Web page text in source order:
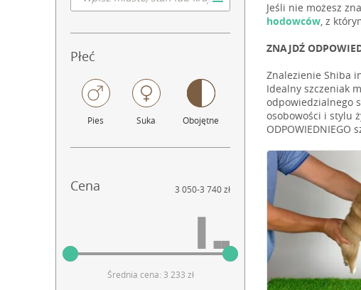
Płeć
Pies Suka Obojętne
Cena 3 050-3 740 zł
Średnia cena: 3 233 zł
Jeśli nie możesz
hodowców, z
ZNAJDŹ
Znalezienie Shiba
Idealny szczeniak
odpowiedzialnego
osobowości i stylu
ODPOWIEDNIEGO